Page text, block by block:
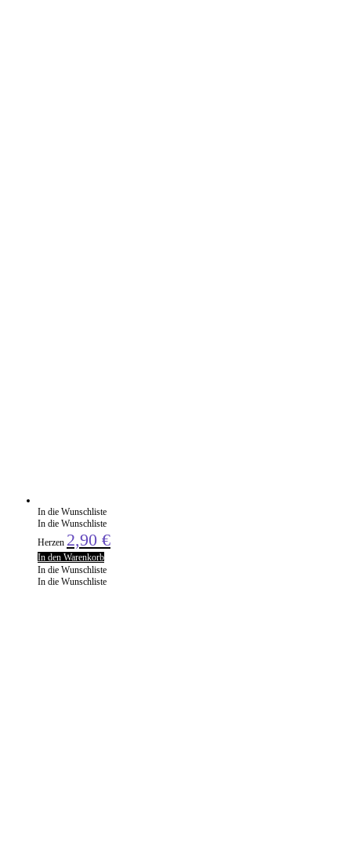
In die Wunschliste
In die Wunschliste
Herzen 2,90 €
In den Warenkorb
In die Wunschliste
In die Wunschliste